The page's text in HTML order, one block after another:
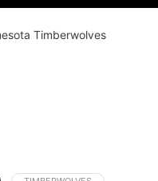
Timberwolves